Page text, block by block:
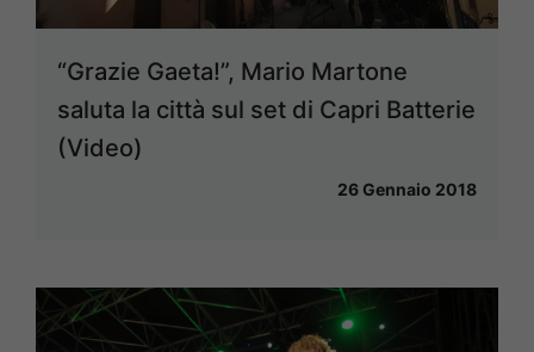
“Grazie Gaeta!”, Mario Martone
saluta la città sul set di Capri Batterie
(Video)
26 Gennaio 2018